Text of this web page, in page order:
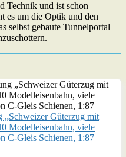
Technik und ist schon
es um die Optik und den
selbst gebaute Tunnelportal
Güterzug mit
Modelleisenbahn, viele
C-Gleis Schienen, 1:87